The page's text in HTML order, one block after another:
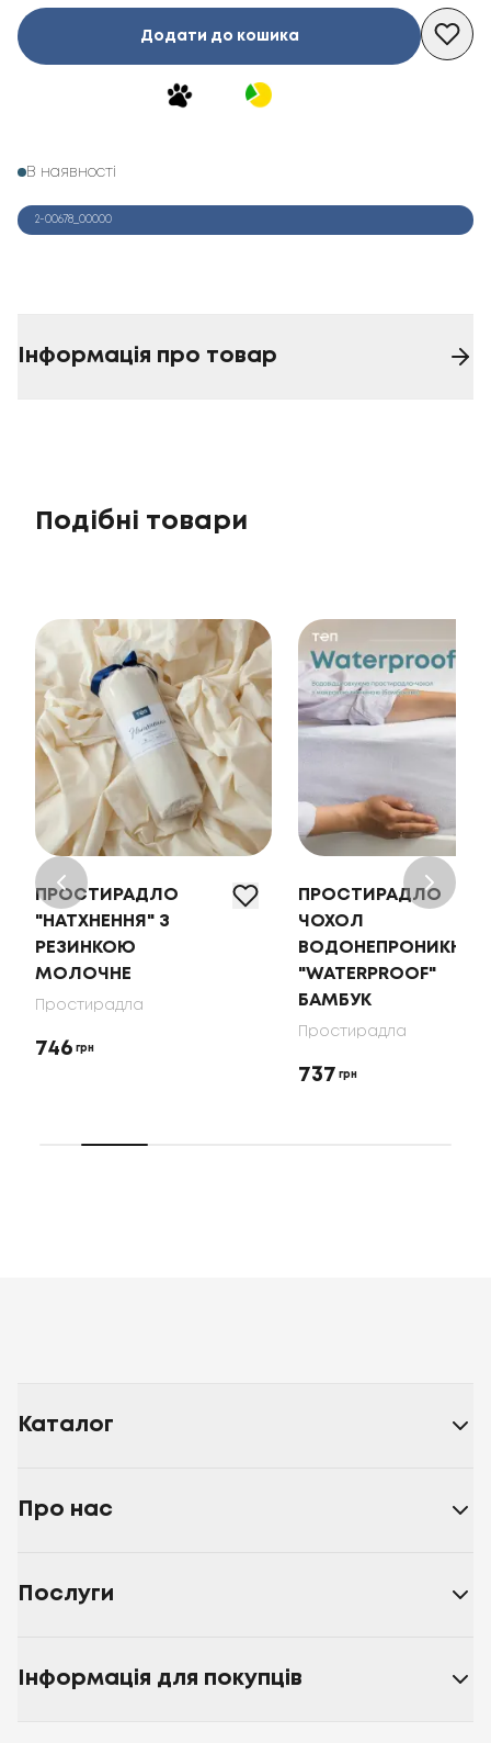
Додати до кошика
В наявності
2-00678_00000
Інформація про товар
Подібні товари
ПРОСТИРАДЛО
"НАТХНЕННЯ" З
РЕЗИНКОЮ
МОЛОЧНЕ
Простирадла
746 грн
ПРОСТИРАДЛО
ЧОХОЛ
ВОДОНЕПРОНИКНИЙ
"WATERPROOF"
БАМБУК
Простирадла
737 грн
Каталог
Про нас
Послуги
Інформація для покупців